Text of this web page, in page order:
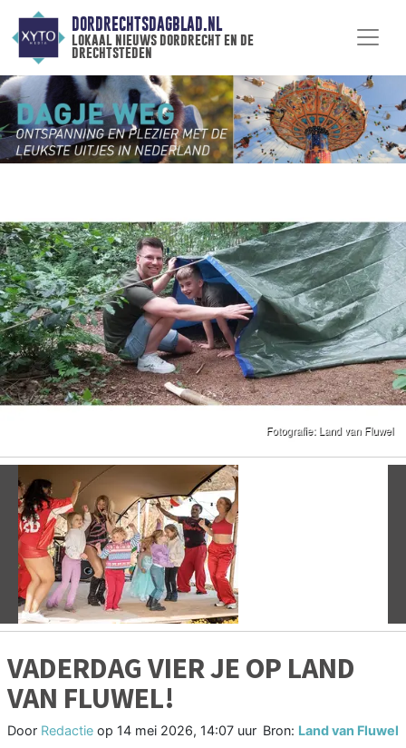
DORDRECHTSDAGBLAD.NL
lokaal nieuws dordrecht en de
drechtsteden
Vorige
VADERDAG VIER JE OP LAND
VAN FLUWEL!
Door Redactie op 14 mei 2026, 14:07 uur Bron: Land van Fluwel